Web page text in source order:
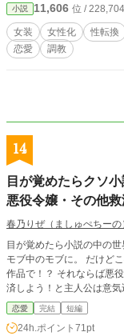
小説 11,606 位 /
女装 女性化 性転換
恋愛
調教
14
目が覚めたらクソ
悪役令嬢・その他
春乃りぜ（ましゅぺちーの
目が覚めたら小説の中の
モブ中のモブに。 だけどこの小説、ストーリーがクソすぎると批判が殺到した
作品で！？ それならば悪役令嬢をはじめとした不幸になる小説の登場人物を救
恋愛 完結 短編
24h.ポイント 71pt